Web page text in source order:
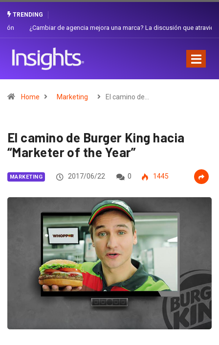
TRENDING
¿Cambiar de agencia mejora una marca? La discusión que atraviesa a
Home Marketing El camino de…
El camino de Burger King hacia
“Marketer of the Year”
MARKETING 2017/06/22 0 1445